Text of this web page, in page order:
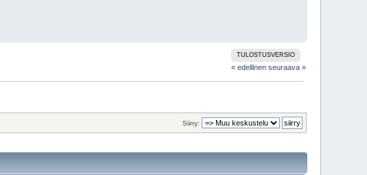
TULOSTUSVERSIO
« edellinen seuraava »
Siirry: